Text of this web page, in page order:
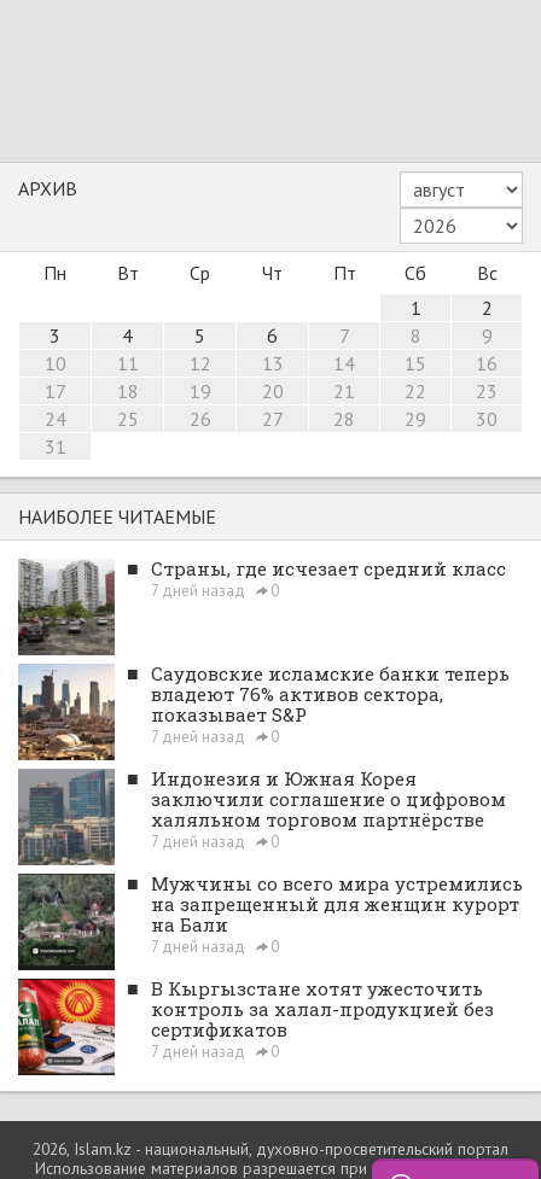
АРХИВ
Пн Вт Ср Чт Пт Сб
Вс
1
2
3
4 5 6 7 8
9
10
11 12 13 14 15
16
17
18 19 20 21 22
23
24
25 26 27 28 29
30
31
НАИБОЛЕЕ ЧИТАЕМЫЕ
■ Страны, где исчезает средний класс
7 дней назад 0
■ Саудовские исламские банки теперь
владеют 76% активов сектора,
показывает S&P
7 дней назад 0
■ Индонезия и Южная Корея
заключили соглашение о цифровом
халяльном торговом партнёрстве
7 дней назад 0
■ Мужчины со всего мира устремились
на запрещенный для женщин курорт
на Бали
7 дней назад 0
■ В Кыргызстане хотят ужесточить
контроль за халал-продукцией без
сертификатов
7 дней назад 0
2026, Islam.kz - национальный, духовно-просветительский портал
Использование материалов разрешается при условии ссылки на